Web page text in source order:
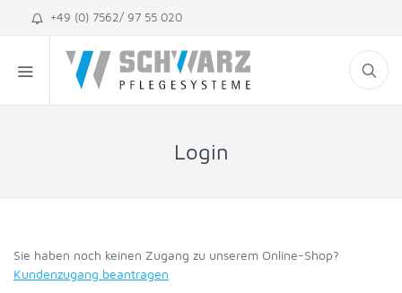
+49 (0) 7562/ 97 55 020
Login
Sie haben noch keinen Zugang zu unserem Online-Shop?
Kundenzugang beantragen